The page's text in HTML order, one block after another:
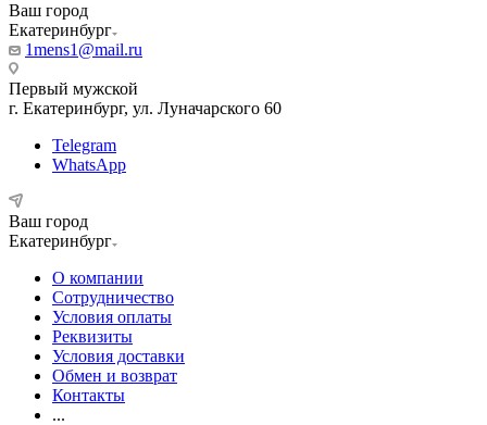
Ваш город
Екатеринбург
1mens1@mail.ru
Первый мужской
г. Екатеринбург, ул. Луначарского 60
Telegram
WhatsApp
Ваш город
Екатеринбург
О компании
Сотрудничество
Условия оплаты
Реквизиты
Условия доставки
Обмен и возврат
Контакты
...